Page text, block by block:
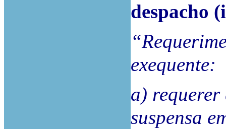
despacho
exequente:
a)
suspensa